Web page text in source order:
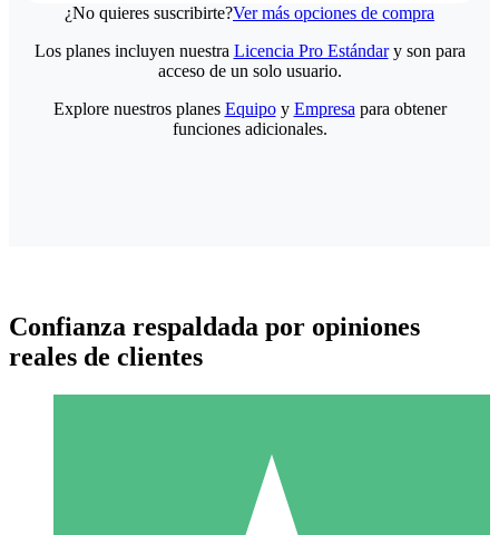
¿No quieres suscribirte?Ver más opciones de compra
Paquetes de Créditos Individuales
Los planes incluyen nuestra Licencia Pro Estándary son para
acceso de un solo usuario.
Explore nuestros planes Equipoy Empresa para obtener
funciones adicionales.
Confianza respaldada por opiniones
reales de clientes